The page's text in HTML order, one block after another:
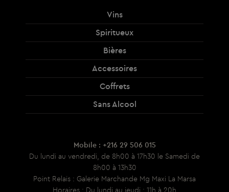
Vins
Spiritueux
Bières
Accessoires
Coffrets
Sans Alcool
Mobile : +216 29 506 015
Du lundi au vendredi, de 8h00 à 17h30 le Samedi de
8h00 à 13h30
Point Relais : Galerie Marchande Mg Maxi La Marsa
Horaires : Du lundi au jeudi : 11h à 20h